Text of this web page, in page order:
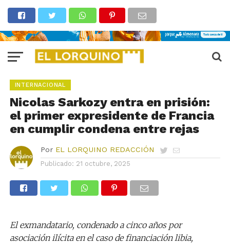
INTERNACIONAL
Nicolas Sarkozy entra en prisión:
el primer expresidente de Francia
en cumplir condena entre rejas
Por EL LORQUINO REDACCIÓN
Publicado: 21 octubre, 2025
El exmandatario, condenado a cinco años por
asociación ilícita en el caso de financiación libia,